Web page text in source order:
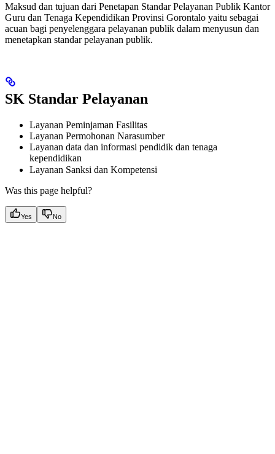
Maksud dan tujuan dari Penetapan Standar Pelayanan Publik Kantor
Guru dan Tenaga Kependidikan Provinsi Gorontalo yaitu sebagai
acuan bagi penyelenggara pelayanan publik dalam menyusun dan
menetapkan standar pelayanan publik.
SK Standar Pelayanan
Layanan Peminjaman Fasilitas
Layanan Permohonan Narasumber
Layanan data dan informasi pendidik dan tenaga
kependidikan
Layanan Sanksi dan Kompetensi
Was this page helpful?
Yes No